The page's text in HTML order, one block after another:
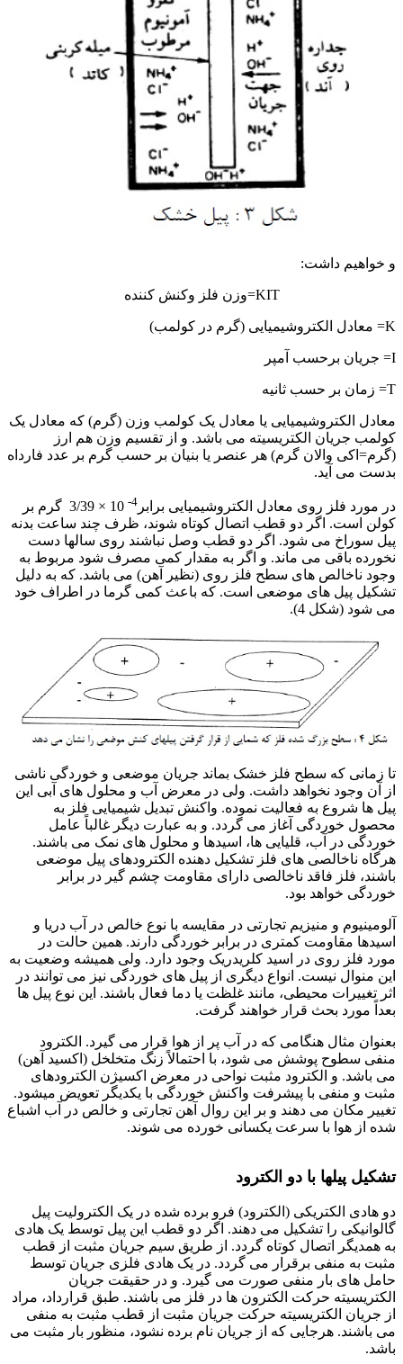
و خواهیم داشت:
KIT=وزن فلز وکنش کننده
K= معادل الکتروشیمیایی (گرم در کولمب)
I= جریان برحسب آمپر
T= زمان بر حسب ثانیه
معادل الکتروشیمیایی یا معادل یک کولمب وزن (گرم) که معادل یک
کولمب جریان الکتریسیته می باشد. و از تقسیم وزن هم ارز
(گرم=اکی والان گرم) هر عنصر یا بنیان بر حسب گرم بر عدد فارداه
بدست می آید.
در مورد فلز روی معادل الکتروشیمیایی برابر 4-
×
3/39 گرم بر
کولن است. اگر دو قطب اتصال کوتاه شوند، ظرف چند ساعت بدنه
پیل سوراخ می شود. اگر دو قطب وصل نباشند روی سالها دست
نخورده باقی می ماند. و اگر به مقدار کمی مصرف شود مربوط به
وجود ناخالص های سطح فلز روی (نظیر آهن) می باشد. که به دلیل
تشکیل پیل های موضعی است. که باعث کمی گرما در اطراف خود
می شود (شکل 4).
تا زمانی که سطح فلز خشک بماند جریان موضعی و خوردگی ناشی
از آن وجود نخواهد داشت. ولی در معرض آب و محلول های آبی این
پیل ها شروع به فعالیت نموده. واکنش تبدیل شیمیایی فلز به
محصول خوردگی آغاز می گردد. و به عبارت دیگر غالباً عامل
خوردگی در آب، قلیایی ها، اسیدها و محلول های نمک می باشند.
هرگاه ناخالصی های فلز تشکیل دهنده الکترودهای پیل موضعی
باشند، فلز فاقد ناخالصی دارای مقاومت چشم گیر در برابر
خوردگی خواهد بود.
آلومینیوم و منیزیم تجارتی در مقایسه با نوع خالص در آب دریا و
اسیدها مقاومت کمتری در برابر خوردگی دارند. همین حالت در
مورد فلز روی در اسید کلریدریک وجود دارد. ولی همیشه وضعیت به
این منوال نیست. انواع دیگری از پیل های خوردگی نیز می توانند در
اثر تغییرات محیطی، مانند غلظت یا دما فعال باشند. این نوع پیل ها
بعداً مورد بحث قرار خواهند گرفت.
بعنوان مثال هنگامی که در آب پر از هوا قرار می گیرد. الکترود
منفی سطوح پوشش می شود، با احتمالاً زنگ متخلخل (اکسید آهن)
می باشد. و الکترود مثبت نواحی در معرض اکسیژن الکترودهای
مثبت و منفی با پیشرفت واکنش خوردگی با یکدیگر تعویض میشود.
تغییر مکان می دهند و بر این روال آهن تجارتی و خالص در آب اشباع
شده از هوا با سرعت یکسانی خورده می شوند.
تشکیل پیلها با دو الکترود
دو هادی الکتریکی (الکترود) فرو برده شده در یک الکترولیت پیل
گالوانیکی را تشکیل می دهند. اگر دو قطب این پیل توسط یک هادی
به همدیگر اتصال کوتاه گردد. از طریق سیم جریان مثبت از قطب
مثبت به منفی برقرار می گردد. در یک هادی فلزی جریان توسط
حامل های بار منفی صورت می گیرد. و در حقیقت جریان
الکتریسیته حرکت الکترون ها در فلز می باشند. طبق قرارداد، مراد
از جریان الکتریسیته حرکت جریان مثبت از قطب مثبت به منفی
می باشند. هرجایی که از جریان نام برده نشود، منظور بار مثبت می
باشد.